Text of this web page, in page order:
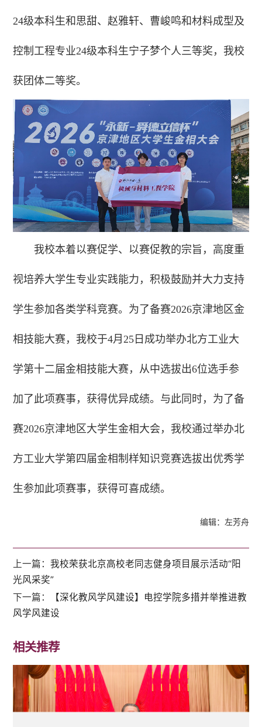
24级本科生和思甜、赵雅轩、曹峻鸣和材料成型及
控制工程专业24级本科生宁子梦个人三等奖，我校
获团体二等奖。
我校本着以赛促学、以赛促教的宗旨，高度重
视培养大学生专业实践能力，积极鼓励并大力支持
学生参加各类学科竞赛。为了备赛2026京津地区金
相技能大赛，我校于4月25日成功举办北方工业大
学第十二届金相技能大赛，从中选拔出6位选手参
加了此项赛事，获得优异成绩。与此同时，为了备
赛2026京津地区大学生金相大会，我校通过举办北
方工业大学第四届金相制样知识竞赛选拔出优秀学
生参加此项赛事，获得可喜成绩。
编辑：左芳舟
上一篇：我校荣获北京高校老同志健身项目展示活动“阳
光风采奖”
下一篇：
【深化教风学风建设】电控学院多措并举推进教
风学风建设
相关推荐